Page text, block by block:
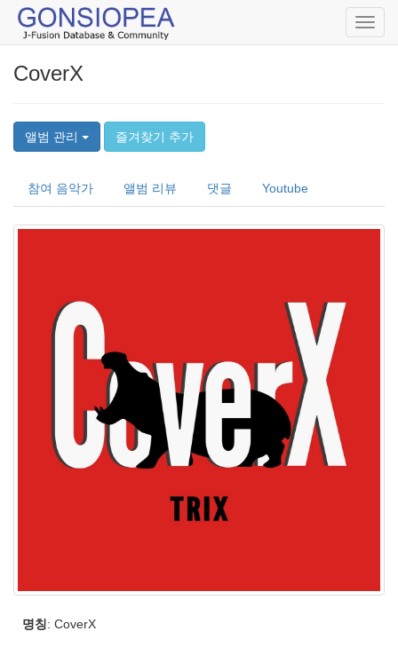
CoverX
앨범 관리 즐겨찾기 추가
참여 음악가 앨범 리뷰 댓글 Youtube
명칭: CoverX